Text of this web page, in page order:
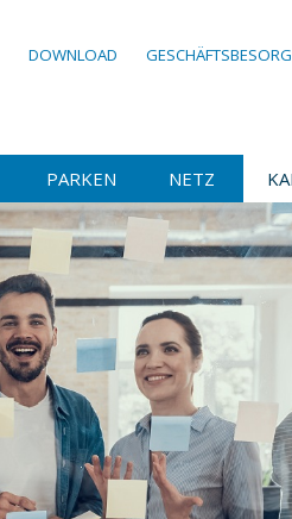
DOWNLOAD
PARKEN NETZ